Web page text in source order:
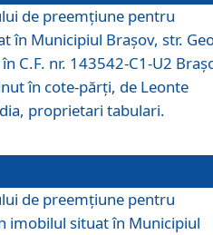
de preemţiune pentru
în Municipiul Braşov, str.
C.F. nr. 143542-C1-U2
în cote-părți, de Leonte
proprietari tabulari.
de preemţiune pentru
imobilul situat în Municipiul